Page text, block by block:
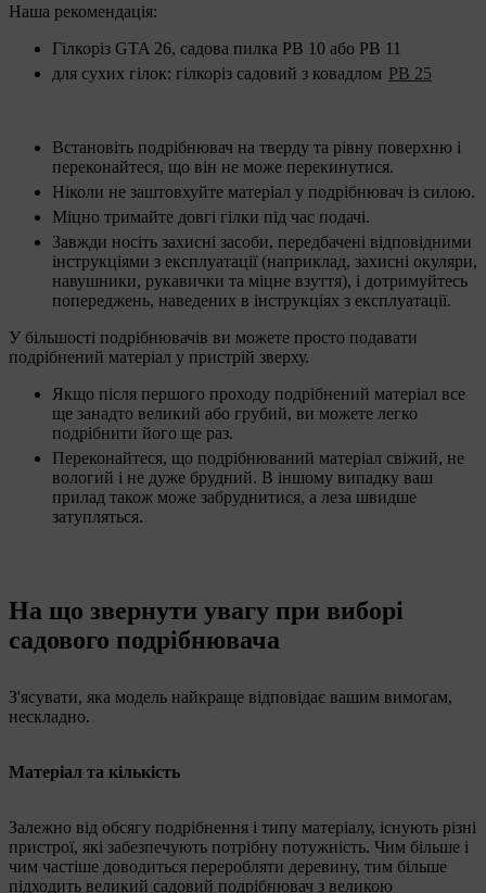
Наша рекомендація:
Гілкоріз GTA 26, садова пилка PB 10 або PB 11
для сухих гілок: гілкоріз садовий з ковадлом PB 25
Встановіть подрібнювач на тверду та рівну поверхню і
переконайтеся, що він не може перекинутися.
Ніколи не заштовхуйте матеріал у подрібнювач із силою.
Міцно тримайте довгі гілки під час подачі.
Завжди носіть захисні засоби, передбачені відповідними
інструкціями з експлуатації (наприклад, захисні окуляри,
навушники, рукавички та міцне взуття), і дотримуйтесь
попереджень, наведених в інструкціях з експлуатації.
У більшості подрібнювачів ви можете просто подавати
подрібнений матеріал у пристрій зверху.
Якщо після першого проходу подрібнений матеріал все
ще занадто великий або грубий, ви можете легко
подрібнити його ще раз.
Переконайтеся, що подрібнюваний матеріал свіжий, не
вологий і не дуже брудний. В іншому випадку ваш
прилад також може забруднитися, а леза швидше
затупляться.
На що звернути увагу при виборі
садового подрібнювача
З'ясувати, яка модель найкраще відповідає вашим вимогам,
нескладно.
Матеріал та кількість
Залежно від обсягу подрібнення і типу матеріалу, існують різні
пристрої, які забезпечують потрібну потужність. Чим більше і
чим частіше доводиться переробляти деревину, тим більше
підходить великий садовий подрібнювач з великою